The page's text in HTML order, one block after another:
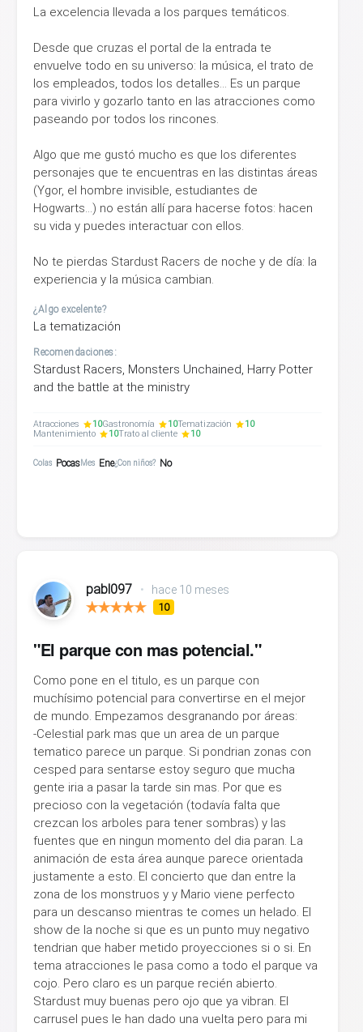
La excelencia llevada a los parques temáticos.
Desde que cruzas el portal de la entrada te
envuelve todo en su universo: la música, el trato de
los empleados, todos los detalles... Es un parque
para vivirlo y gozarlo tanto en las atracciones como
paseando por todos los rincones.
Algo que me gustó mucho es que los diferentes
personajes que te encuentras en las distintas áreas
(Ygor, el hombre invisible, estudiantes de
Hogwarts...) no están allí para hacerse fotos: hacen
su vida y puedes interactuar con ellos.
No te pierdas Stardust Racers de noche y de día: la
experiencia y la música cambian.
¿Algo excelente?
La tematización
Recomendaciones:
Stardust Racers, Monsters Unchained, Harry Potter
and the battle at the ministry
Atracciones 10Gastronomía 10Tematización
10
Mantenimiento
10Trato al cliente 10
Colas PocasMes Ene¿Con niños? No
pabl097 • hace 10 meses
10
"El parque con mas potencial."
Como pone en el titulo, es un parque con
muchísimo potencial para convertirse en el mejor
de mundo. Empezamos desgranando por áreas:
-Celestial park mas que un area de un parque
tematico parece un parque. Si pondrian zonas con
cesped para sentarse estoy seguro que mucha
gente iria a pasar la tarde sin mas. Por que es
precioso con la vegetación (todavía falta que
crezcan los arboles para tener sombras) y las
fuentes que en ningun momento del dia paran. La
animación de esta área aunque parece orientada
justamente a esto. El concierto que dan entre la
zona de los monstruos y y Mario viene perfecto
para un descanso mientras te comes un helado. El
show de la noche si que es un punto muy negativo
tendrian que haber metido proyecciones si o si. En
tema atracciones le pasa como a todo el parque va
cojo. Pero claro es un parque recién abierto.
Stardust muy buenas pero ojo que ya vibran. El
carrusel pues le han dado una vuelta pero para mi